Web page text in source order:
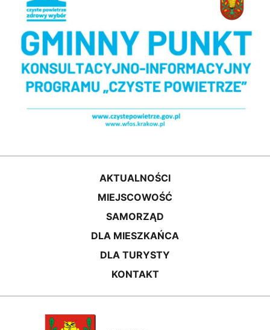
AKTUALNOŚCI
MIEJSCOWOŚĆ
SAMORZĄD
DLA MIESZKAŃCA
DLA TURYSTY
KONTAKT